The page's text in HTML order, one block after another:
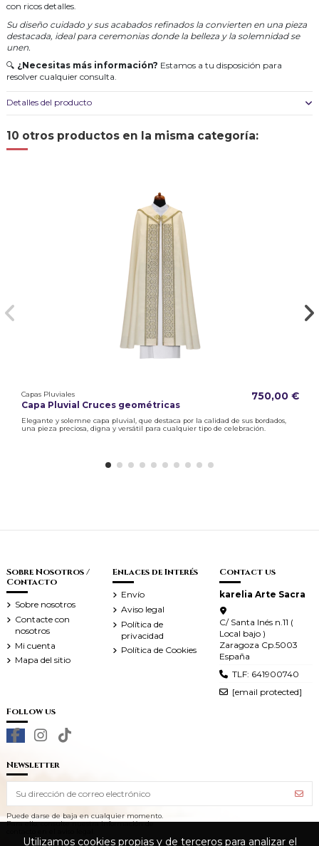
Utilizamos cookies propias y de terceros para analizar el
con ricos detalles.
Su diseño cuidado y sus acabados refinados la convierten en una pieza
destacada, ideal para ceremonias donde la belleza y la solemnidad se
unen.
🔍 ¿Necesitas más información? Estamos a tu disposición para
resolver cualquier consulta.
Detalles del producto
10 otros productos en la misma categoría:
Capas Pluviales
Capa Pluvial Cruces geométricas
750,00 €
Elegante y solemne capa pluvial, que destaca por la calidad de sus bordados,
una pieza preciosa, digna y versátil para cualquier tipo de celebración.
Sobre Nosotros /
Contacto
Sobre nosotros
Contacte con
nosotros
Mi cuenta
Mapa del sitio
Enlaces de Interés
Envío
Aviso legal
Política de
privacidad
Política de Cookies
Contact us
karelia Arte Sacra
C/ Santa Inés n.11 (
Local bajo )
Zaragoza Cp.5003
España
TLF: 641900740
[email protected]
Utilizamos cookies propias y de terceros para analizar el
Follow us
Newsletter
Puede darse de baja en cualquier momento.
Para ello, consulte nuestra información de